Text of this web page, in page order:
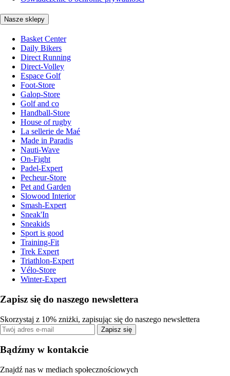
Nasze sklepy
Basket Center
Daily Bikers
Direct Running
Direct-Volley
Espace Golf
Foot-Store
Galop-Store
Golf and co
Handball-Store
House of rugby
La sellerie de Maé
Made in Paradis
Nauti-Wave
On-Fight
Padel-Expert
Pecheur-Store
Pet and Garden
Slowood Interior
Smash-Expert
Sneak'In
Sneakids
Sport is good
Training-Fit
Trek Expert
Triathlon-Expert
Vélo-Store
Winter-Expert
Zapisz się do naszego newslettera
Skorzystaj z 10% zniżki, zapisując się do naszego newslettera
Zapisz się
Bądźmy w kontakcie
Znajdź nas w mediach społecznościowych